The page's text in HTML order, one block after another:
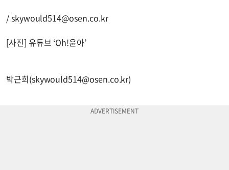
/skywould514@osen.co.kr
[사진] 유튜브 ‘Oh!윤아’
박근희(skywould514@osen.co.kr)